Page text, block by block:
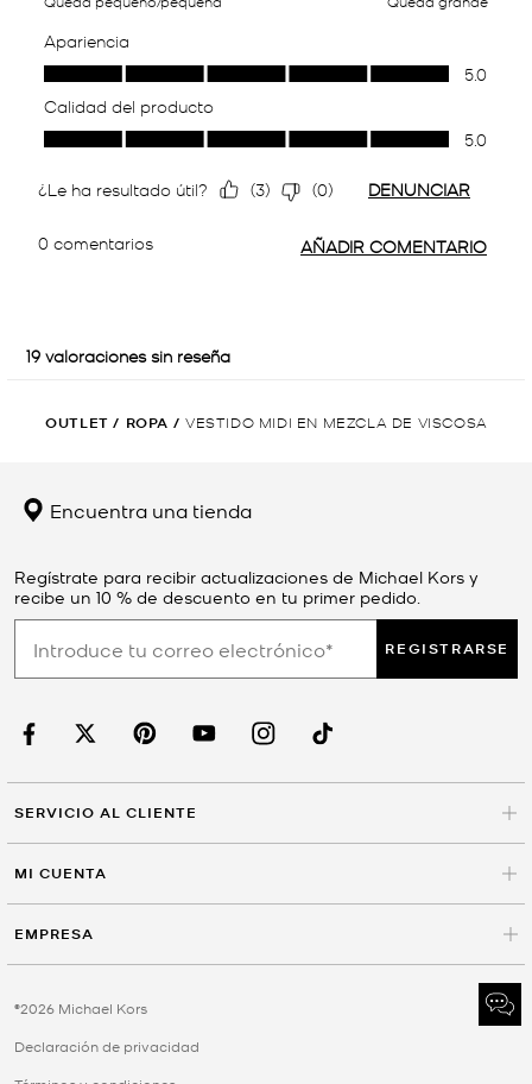
OUTLET / ROPA / VESTIDO MIDI EN MEZCLA DE VISCOSA
Encuentra una tienda
Regístrate para recibir actualizaciones de Michael Kors y
recibe un 10 % de descuento en tu primer pedido.
REGISTRARSE
SERVICIO AL CLIENTE
MI CUENTA
EMPRESA
©2026 Michael Kors
Declaración de privacidad